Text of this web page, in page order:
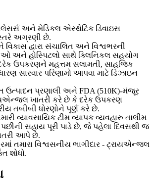
અને મેડિકલ એસ્થેટિક ડિવાઇસ
અગ્રણી છે.
દ્વારા સંચાલિત અને વિશ્વભરની
અને હોસ્પિટલો સાથે ક્લિનિકલ સહયોગ
દરેક ઉપકરણને મહત્તમ સલામતી, સાહજિક
સારવાર પરિણામો આપવા માટે ડિઝાઇન
ઉત્પાદન પ્રણાલી અને FDA (510K)-મંજૂર
ખાતરી કરે છે કે દરેક ઉપકરણ
તબીબી ધોરણોને પૂર્ણ કરે છે.
વ્યાવસાયિક ટીમ વ્યાપક વ્યવહારુ તાલીમ
સહાય પૂરી પાડે છે, જે પહેલા દિવસથી જ
આપે છે.
તમારા વિશ્વસનીય ભાગીદાર - ટ્રાયએન્જલ
શોધો.